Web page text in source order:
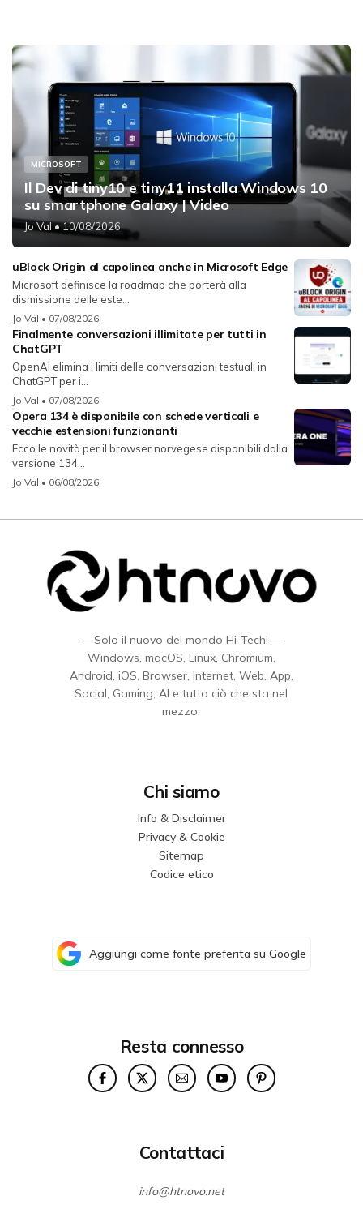
MICROSOFT
Il Dev di tiny10 e tiny11 installa Windows 10
su smartphone Galaxy | Video
Jo Val• 10/08/2026
uBlock Origin al capolinea anche in Microsoft Edge
Microsoft definisce la roadmap che porterà alla
dismissione delle este...
Jo Val • 07/08/2026
Finalmente conversazioni illimitate per tutti in
ChatGPT
OpenAI elimina i limiti delle conversazioni testuali in
ChatGPT per i...
Jo Val • 07/08/2026
Opera 134 è disponibile con schede verticali e
vecchie estensioni funzionanti
Ecco le novità per il browser norvegese disponibili dalla
versione 134...
Jo Val • 06/08/2026
— Solo il nuovo del mondo Hi-Tech! —
Windows, macOS, Linux, Chromium,
Android, iOS, Browser, Internet, Web, App,
Social, Gaming, AI e tutto ciò che sta nel
mezzo.
Chi siamo
Info & Disclaimer
Privacy & Cookie
Sitemap
Codice etico
Aggiungi come fonte preferita su Google
Resta connesso
Contattaci
info@htnovo.net